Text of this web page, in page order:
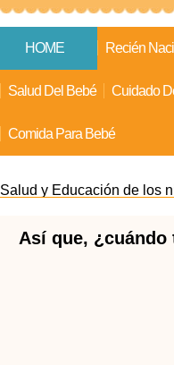
HOME Recién
Salud Del Bebé Cuidado
Comida Para Bebé
Salud y Educación de los
Así que, ¿cuándo